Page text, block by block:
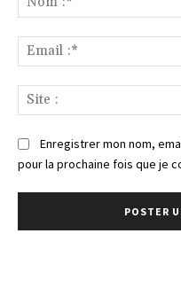
Enregistrer mon nom,
pour la prochaine fois que je